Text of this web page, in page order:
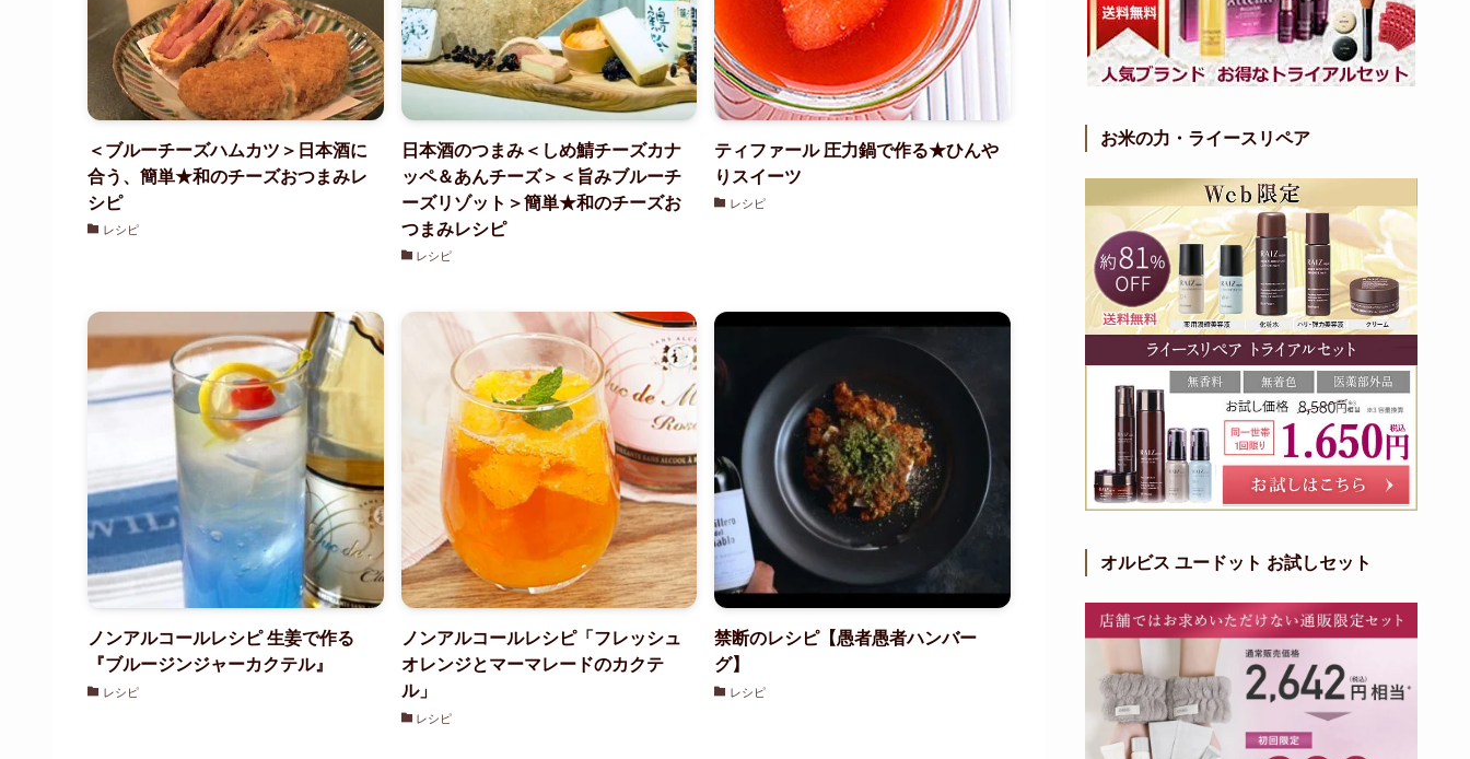
＜ブルーチーズハムカツ＞日本酒に
合う、簡単★和のチーズおつまみレ
シピ
レシピ
日本酒のつまみ＜しめ鯖チーズカナ
ッペ＆あんチーズ＞＜旨みブルーチ
ーズリゾット＞簡単★和のチーズお
つまみレシピ
レシピ
ティファール 圧力鍋で作る★ひんや
りスイーツ
レシピ
ノンアルコールレシピ 生姜で作る
『ブルージンジャーカクテル』
レシピ
ノンアルコールレシピ「フレッシュ
オレンジとマーマレードのカクテ
ル」
レシピ
禁断のレシピ【愚者愚者ハンバー
グ】
レシピ
お米の力・ライースリペア
オルビス ユードット お試しセット